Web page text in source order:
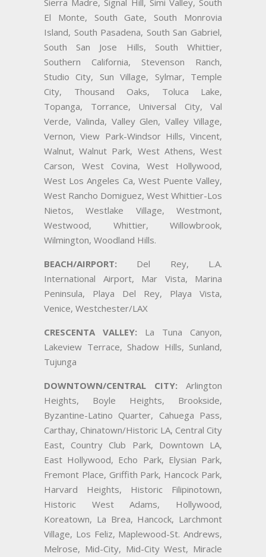
Sierra Madre, Signal Hill, Simi Valley, South
El Monte, South Gate, South Monrovia
Island, South Pasadena, South San Gabriel,
South San Jose Hills, South Whittier,
Southern California, Stevenson Ranch,
Studio City, Sun Village, Sylmar, Temple
City, Thousand Oaks, Toluca Lake,
Topanga, Torrance, Universal City, Val
Verde, Valinda, Valley Glen, Valley Village,
Vernon, View Park-Windsor Hills, Vincent,
Walnut, Walnut Park, West Athens, West
Carson, West Covina, West Hollywood,
West Los Angeles Ca, West Puente Valley,
West Rancho Domiguez, West Whittier-Los
Nietos, Westlake Village, Westmont,
Westwood, Whittier, Willowbrook,
Wilmington, Woodland Hills.
BEACH/AIRPORT: Del Rey, L.A.
International Airport, Mar Vista, Marina
Peninsula, Playa Del Rey, Playa Vista,
Venice, Westchester/LAX
CRESCENTA VALLEY: La Tuna Canyon,
Lakeview Terrace, Shadow Hills, Sunland,
Tujunga
DOWNTOWN/CENTRAL CITY: Arlington
Heights, Boyle Heights, Brookside,
Byzantine-Latino Quarter, Cahuega Pass,
Carthay, Chinatown/Historic LA, Central City
East, Country Club Park, Downtown LA,
East Hollywood, Echo Park, Elysian Park,
Fremont Place, Griffith Park, Hancock Park,
Harvard Heights, Historic Filipinotown,
Historic West Adams, Hollywood,
Koreatown, La Brea, Hancock, Larchmont
Village, Los Feliz, Maplewood-St. Andrews,
Melrose, Mid-City, Mid-City West, Miracle